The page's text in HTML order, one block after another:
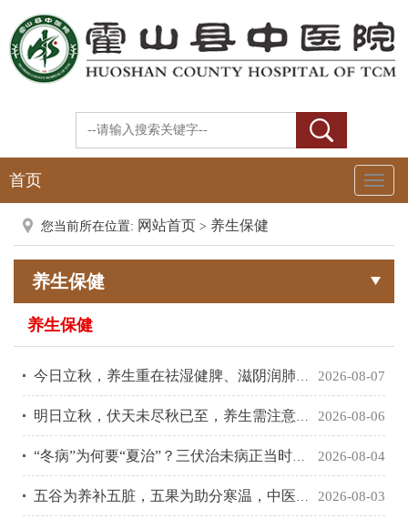
Toggle
首页
您当前所在位置: 网站首页 > 养生保健
养生保健
养生保健
2026-08-07
今日立秋，养生重在祛湿健脾、滋阴润肺，这些健康小贴士请收好
2026-08-06
明日立秋，伏天未尽秋已至，养生需注意这几点~
2026-08-04
“冬病”为何要“夏治”？三伏治未病正当时，不同人群要注意
2026-08-03
五谷为养补五脏，五果为助分寒温，中医教您吃对才能补对！